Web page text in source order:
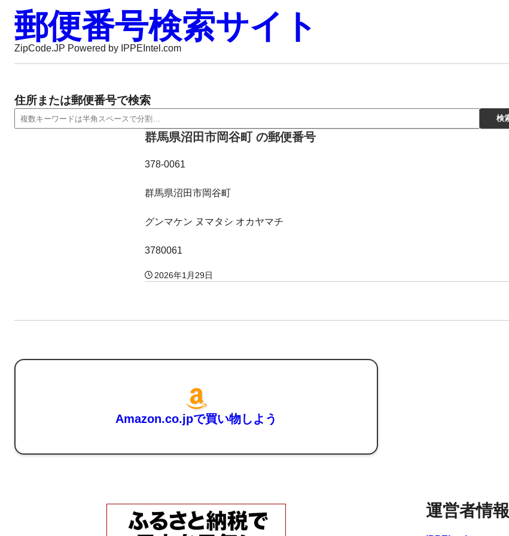
郵便番号検索サイト
ZipCode.JP Powered by IPPEIntel.com
住所または郵便番号で検索
群馬県沼田市岡谷町 の郵便番号
378-0061
群馬県沼田市岡谷町
グンマケン ヌマタシ オカヤマチ
3780061
2026年1月29日
Amazon.co.jpで買い物しよう
運営者情報